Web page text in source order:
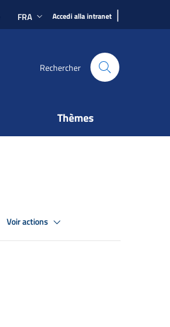
FRA Accedi alla intranet |
Rechercher
Thèmes
Voir actions